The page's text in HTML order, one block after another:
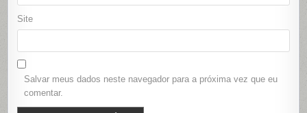
Site
Salvar meus dados neste navegador para a próxima vez que eu
comentar.